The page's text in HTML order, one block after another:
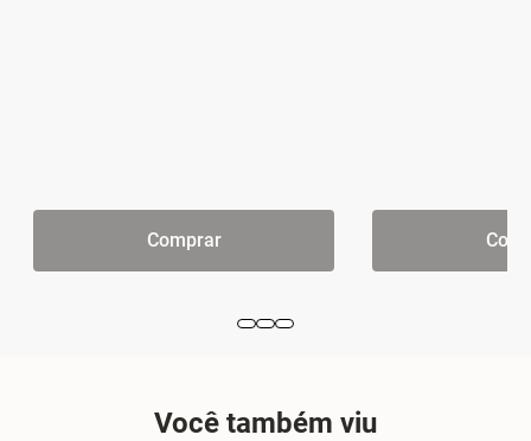
Comprar
Você também viu